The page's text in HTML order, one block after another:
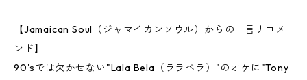
【Jamaican Soul（ジャマイカンソウル）からの一言リコメ
ンド】
90'sでは欠かせない"Lala Bela（ララベラ）"のオケに"Tony